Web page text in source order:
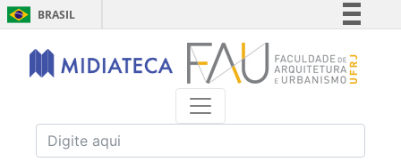
BRASIL
Simplifique!
Comunica BR
Acesso à informação